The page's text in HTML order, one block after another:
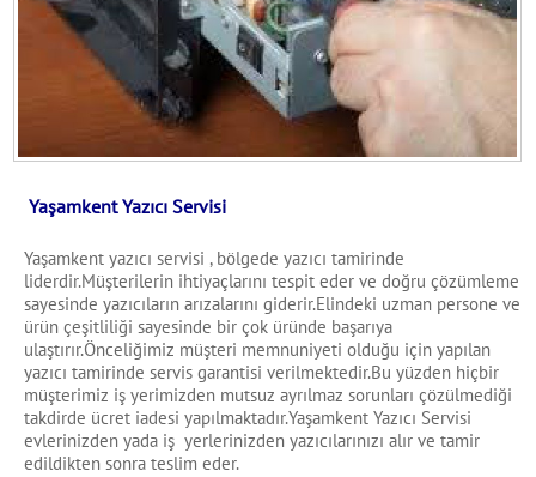
Yaşamkent Yazıcı Servisi
Yaşamkent yazıcı servisi , bölgede yazıcı tamirinde
liderdir.Müşterilerin ihtiyaçlarını tespit eder ve doğru çözümleme
sayesinde yazıcıların arızalarını giderir.Elindeki uzman persone ve
ürün çeşitliliği sayesinde bir çok üründe başarıya
ulaştırır.Önceliğimiz müşteri memnuniyeti olduğu için yapılan
yazıcı tamirinde servis garantisi verilmektedir.Bu yüzden hiçbir
müşterimiz iş yerimizden mutsuz ayrılmaz sorunları çözülmediği
takdirde ücret iadesi yapılmaktadır.Yaşamkent Yazıcı Servisi
evlerinizden yada iş yerlerinizden yazıcılarınızı alır ve tamir
edildikten sonra teslim eder.